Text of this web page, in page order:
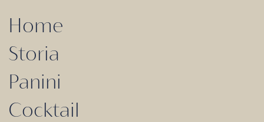
Home
Storia
Panini
Cocktail